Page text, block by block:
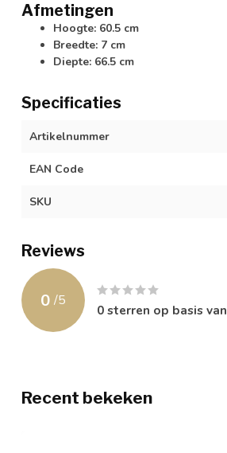
Afmetingen
Hoogte: 60.5 cm
Breedte: 7 cm
Diepte: 66.5 cm
Specificaties
Artikelnummer
EAN Code
SKU
Reviews
0 /5
0sterren op basis van
Recent bekeken